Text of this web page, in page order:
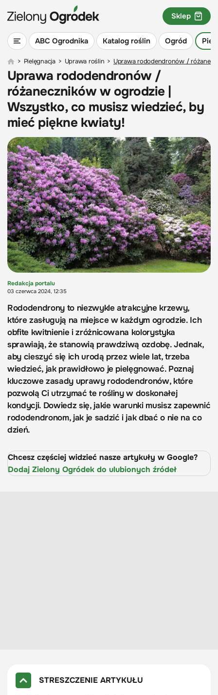
ABC Ogrodnika Katalog roślin Ogród
Sklep
> Pielęgnacja > Uprawa roślin > Uprawa rododendronów /
Uprawa rododendronów /
różaneczników w ogrodzie |
Wszystko, co musisz wiedzieć, by
mieć piękne kwiaty!
Redakcja portalu
03 czerwca 2024, 12:35
Rododendrony to niezwykle atrakcyjne krzewy,
które zasługują na miejsce w każdym ogrodzie. Ich
obfite kwitnienie i zróżnicowana kolorystyka
sprawiają, że stanowią prawdziwą ozdobę. Jednak,
aby cieszyć się ich urodą przez wiele lat, trzeba
wiedzieć, jak prawidłowo je pielęgnować. Poznaj
kluczowe zasady uprawy rododendronów, które
pozwolą Ci utrzymać te rośliny w doskonałej
kondycji. Dowiedz się, jakie warunki musisz zapewnić
rododendronom, jak je sadzić i jak dbać o nie na co
dzień.
Chcesz częściej widzieć nasze artykuły w Google?
Dodaj Zielony Ogródek do ulubionych źródeł
STRESZCZENIE ARTYKUŁU